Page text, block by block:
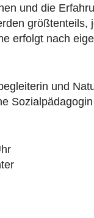
und die
größtenteils,
erfolgt nach
und
Sozialpädagogin